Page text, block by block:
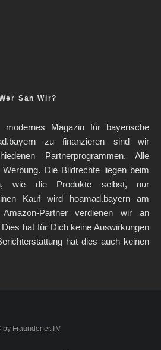
San Wir?
modernes Magazin für bayerische
zu finanzieren sind wir
Partnerprogrammen. Alle
Die Bildrechte liegen beim
wie die Produkte selbst, nur
Kauf wird hoamad.bayern am
Partner verdienen wir an
hat für Dich keine Auswirkungen
hat dies auch keinen
by Fraundorfer.TV